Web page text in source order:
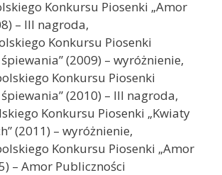
Konkursu Piosenki „Amor
– III nagroda,
Konkursu Piosenki
(2009) – wyróżnienie,
Konkursu Piosenki
(2010) – III nagroda,
Konkursu Piosenki „Kwiaty
(2011) – wyróżnienie,
Konkursu Piosenki „Amor
– Amor Publiczności